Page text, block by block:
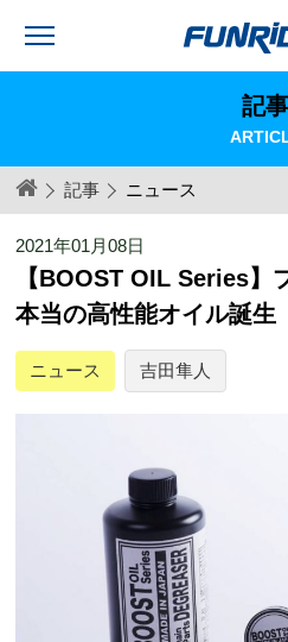
記事
記事 ニュース
2021年01月08日
【BOOST OIL Series】
本当の高性能オイル誕生
ニュース 吉田隼人